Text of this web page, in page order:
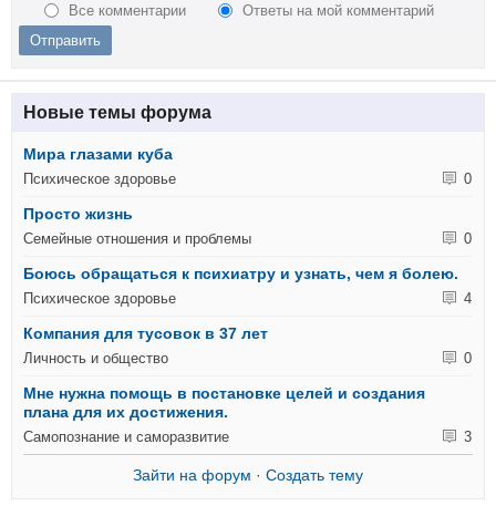
Все комментарии
Ответы на мой комментарий
Новые темы форума
Мира глазами куба
Психическое здоровье 0
Просто жизнь
Семейные отношения и проблемы 0
Боюсь обращаться к психиатру и узнать, чем я болею.
Психическое здоровье 4
Компания для тусовок в 37 лет
Личность и общество 0
Мне нужна помощь в постановке целей и создания
плана для их достижения.
Самопознание и саморазвитие 3
Зайти на форум · Создать тему